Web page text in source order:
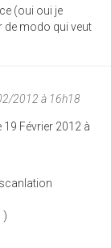
(oui oui je
de modo qui veut
2012 à 16h18
Février 2012 à
)